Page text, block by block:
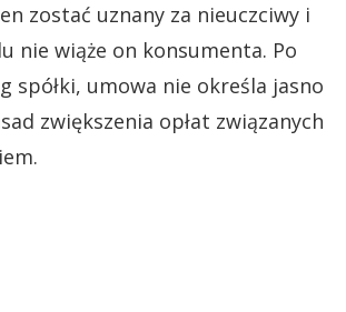
zostać uznany za nieuczciwy i
nie wiąże on konsumenta. Po
spółki, umowa nie określa jasno
zwiększenia opłat związanych